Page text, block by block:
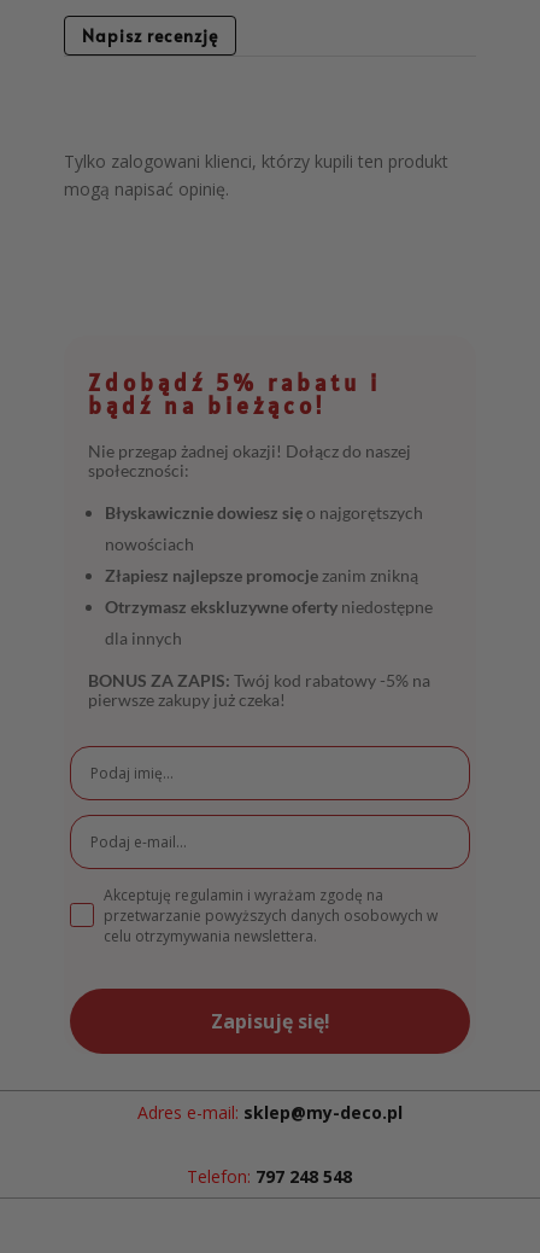
Napisz recenzję
Tylko zalogowani klienci, którzy kupili ten produkt
mogą napisać opinię.
Zdobądź 5% rabatu i
bądź na bieżąco!
Nie przegap żadnej okazji! Dołącz do naszej
społeczności:
Błyskawicznie dowiesz sięo najgorętszych
nowościach
Złapiesz najlepsze promocje zanim znikną
Otrzymasz ekskluzywne oferty niedostępne
dla innych
BONUS ZA ZAPIS: Twój kod rabatowy -5% na
pierwsze zakupy już czeka!
Akceptuję regulamin i wyrażam zgodę na
przetwarzanie powyższych danych osobowych w
celu otrzymywania newslettera.
Zapisuję się!
Adres e-mail: sklep@my-deco.pl
Telefon: 797 248 548